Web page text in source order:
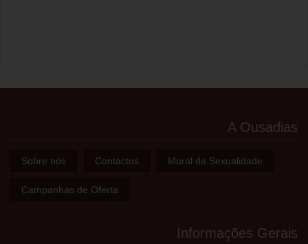
A Ousadias
Sobre nós Contactos Mural da Sexualidade
Campanhas de Oferta
Informações Gerais